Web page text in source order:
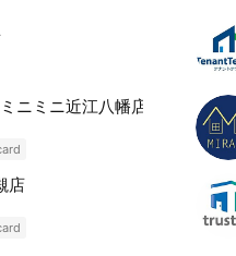
ニミニ近江八幡店
店